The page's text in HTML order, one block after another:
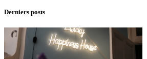
Derniers posts